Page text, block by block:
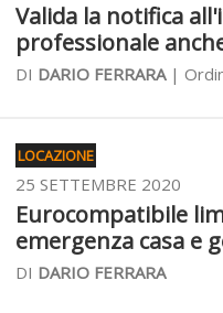
Valida la notifica
professionale
DI DARIO FERRARA|
LOCAZIONE
25 SETTEMBRE 2020
Eurocompatibile
emergenza casa e
DI DARIO FERRARA